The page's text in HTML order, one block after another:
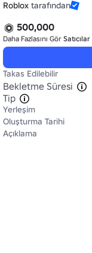
Roblox tarafından
500,000
Daha Fazlasını Gör Satıcılar
Takas Edilebilir
Bekletme Süresi
Tip
Yerleşim
Oluşturma Tarihi
Açıklama